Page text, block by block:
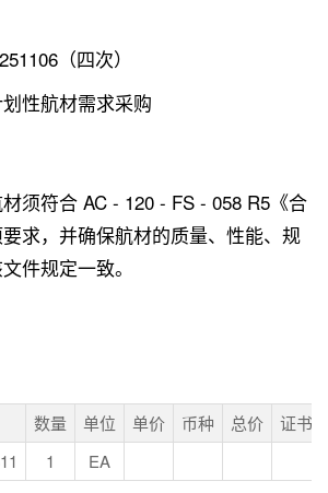
（四次）
性航材需求采购
须符合 AC - 120 - FS - 058 R5《合
求，并确保航材的质量、性能、规
件规定一致。
数量 单位 单价 币种 总价
证书
1 EA